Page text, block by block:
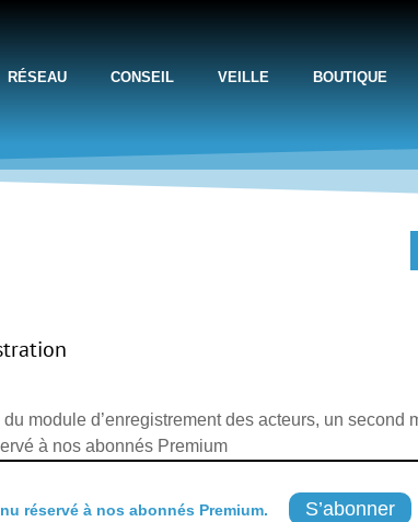
RÉSEAU CONSEIL VEILLE BOUTIQUE
module d’enregistrement des acteurs, un second
à nos abonnés Premium
réservé à nos abonnés Premium. S’abonner